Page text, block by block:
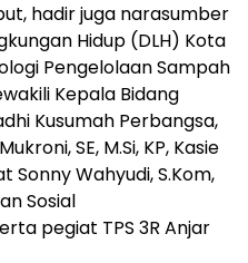
hadir juga narasumber
Hidup (DLH) Kota
Pengelolaan Sampah
Kepala Bidang
Kusumah Perbangsa,
SE, M.Si, KP, Kasie
Wahyudi, S.Kom,
Sosial
pegiat TPS 3R Anjar